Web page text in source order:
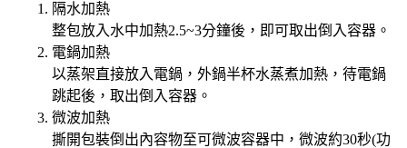
隔水加熱
整包放入水中加熱2.5~3分鐘後，即可取出倒入容器。
電鍋加熱
以蒸架直接放入電鍋，外鍋半杯水蒸煮加熱，待電鍋
跳起後，取出倒入容器。
微波加熱
撕開包裝倒出內容物至可微波容器中，微波約30秒(功